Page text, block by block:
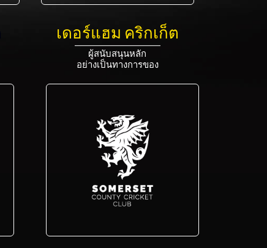
เดอร์แฮม คริกเก็ต
ผู้สนับสนุนหลัก
อย่างเป็นทางการของ